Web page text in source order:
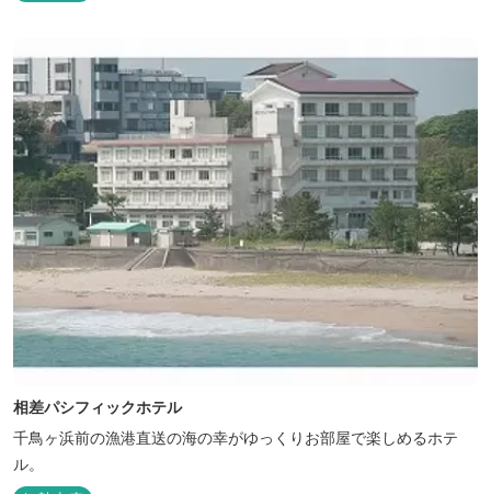
相差パシフィックホテル
千鳥ヶ浜前の漁港直送の海の幸がゆっくりお部屋で楽しめるホテ
ル。